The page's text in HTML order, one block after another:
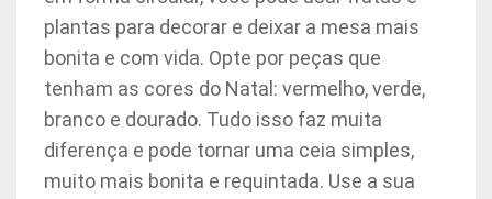
plantas para decorar e deixar a mesa mais
bonita e com vida. Opte por peças que
tenham as cores do Natal: vermelho, verde,
branco e dourado. Tudo isso faz muita
diferença e pode tornar uma ceia simples,
muito mais bonita e requintada. Use a sua